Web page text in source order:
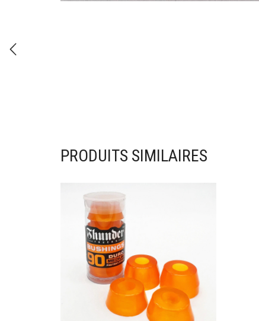
PRODUITS SIMILAIRES
Ajouter à mes favoris